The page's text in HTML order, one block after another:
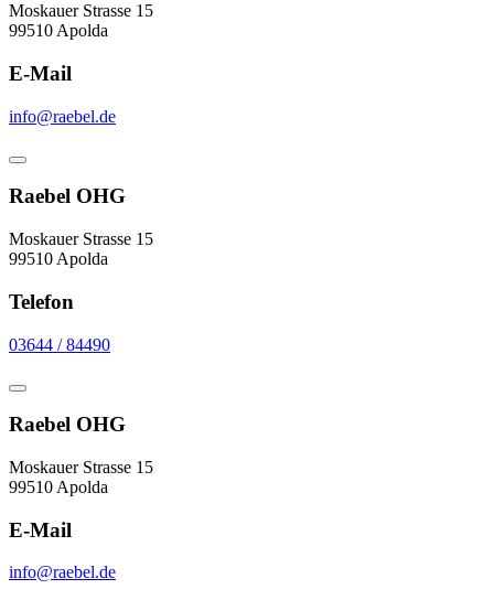
Moskauer Strasse 15
99510 Apolda
E-Mail
info@raebel.de
Raebel OHG
Moskauer Strasse 15
99510 Apolda
Telefon
03644 / 84490
Raebel OHG
Moskauer Strasse 15
99510 Apolda
E-Mail
info@raebel.de